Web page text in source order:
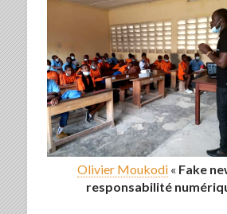
Olivier Moukodi« Fake
responsabilité